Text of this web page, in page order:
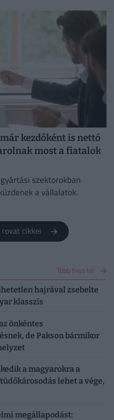
kezdőként is nettó
most a fiatalok
szektorokban
a vállalatok.
rovat cikkei
Több friss hír
hajrával zsebelte
klasszis
önkéntes
de Pakson bármikor
a magyarokra a
lehet a vége,
megállapodást: